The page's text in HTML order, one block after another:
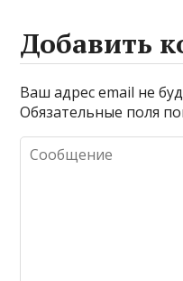
Добавить
Ваш адрес email не
Обязательные поля